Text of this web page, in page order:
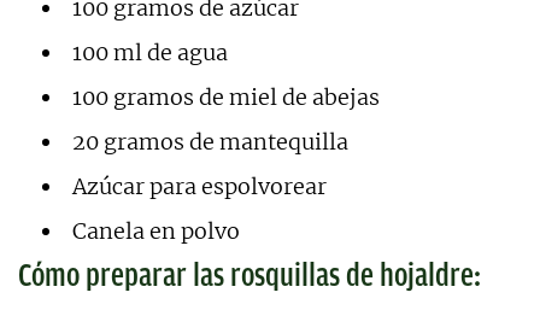
100 gramos de azúcar
100 ml de agua
100 gramos de miel de abejas
20 gramos de mantequilla
Azúcar para espolvorear
Canela en polvo
Cómo preparar las rosquillas de hojaldre: